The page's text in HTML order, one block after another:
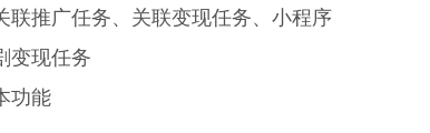
联推广任务、关联变现任务、小程序
变现任务
功能